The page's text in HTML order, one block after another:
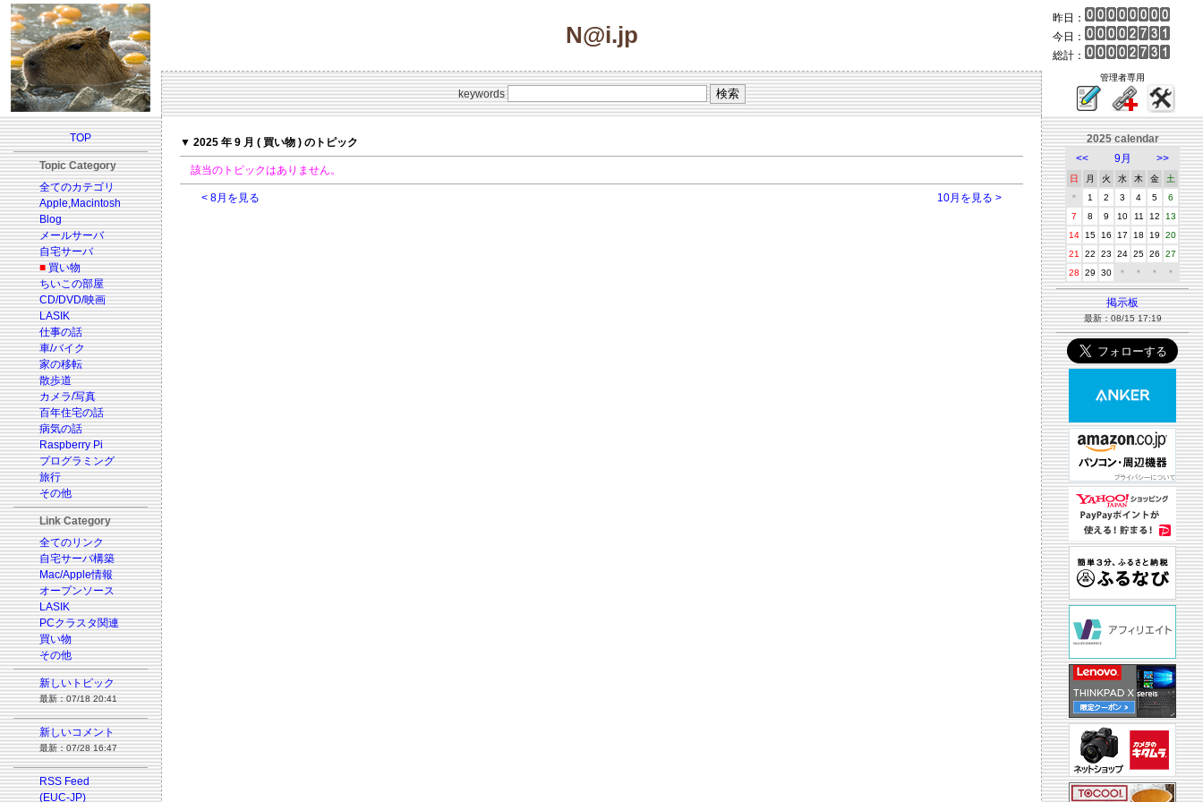
N@i.jp
昨日：
今日：
総計：
keywords
管理者専用
TOP
Topic Category
全てのカテゴリ
Apple,Macintosh
Blog
メールサーバ
自宅サーバ
■ 買い物
ちいこの部屋
CD/DVD/映画
LASIK
仕事の話
車/バイク
家の移転
散歩道
カメラ/写真
百年住宅の話
病気の話
Raspberry Pi
プログラミング
旅行
その他
Link Category
全てのリンク
自宅サーバ構築
Mac/Apple情報
オープンソース
LASIK
PCクラスタ関連
買い物
その他
新しいトピック
最新：07/18 20:41
新しいコメント
最新：07/28 16:47
RSS Feed
(EUC-JP)
▼ 2025 年 9 月 ( 買い物 ) のトピック
該当のトピックはありません。
< 8月を見る 10月を見る >
2025 calendar
<<
9月 >>
日 月 火 水 木 金
土
＊
1 2 3 4 5
6
7
8 9 10 11 12
13
14
15 16 17 18 19
20
21
22 23 24 25 26
27
28
29 30 ＊ ＊ ＊ ＊
掲示板
最新：08/15 17:19